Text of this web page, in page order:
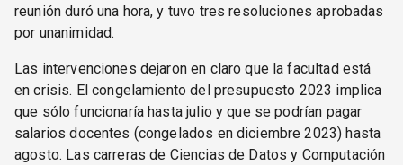
reunión duró una hora, y tuvo tres resoluciones aprobadas
por unanimidad.
Las intervenciones dejaron en claro que la facultad está
en crisis. El congelamiento del presupuesto 2023 implica
que sólo funcionaría hasta julio y que se podrían pagar
salarios docentes (congelados en diciembre 2023) hasta
agosto. Las carreras de Ciencias de Datos y Computación